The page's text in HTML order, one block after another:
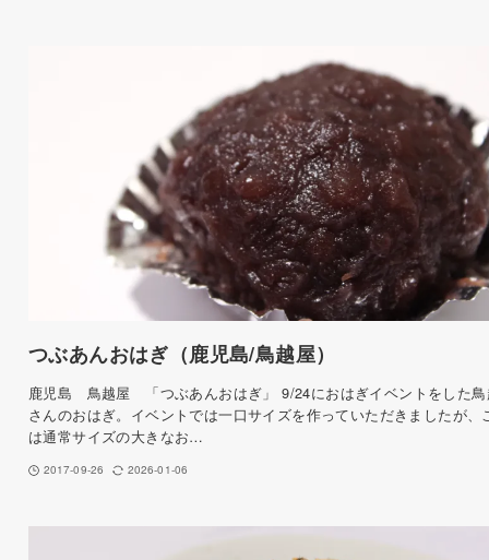
つぶあんおはぎ（鹿児島/鳥越屋）
鹿児島 鳥越屋 「つぶあんおはぎ」 9/24におはぎイベントをした鳥
さんのおはぎ。イベントでは一口サイズを作っていただきましたが、
は通常サイズの大きなお…
2017-09-26 2026-01-06